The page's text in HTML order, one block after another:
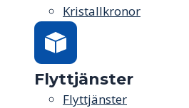
Kristallkronor
Flyttjänster
Flyttjänster